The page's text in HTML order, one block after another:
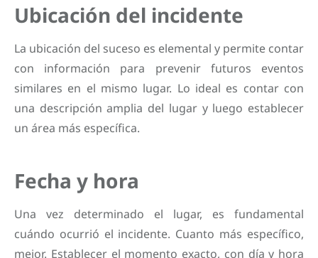
Ubicación del incidente
La ubicación del suceso es elemental y permite contar
con información para prevenir futuros eventos
similares en el mismo lugar. Lo ideal es contar con
una descripción amplia del lugar y luego establecer
un área más específica.
Fecha y hora
Una vez determinado el lugar, es fundamental
cuándo ocurrió el incidente. Cuanto más específico,
mejor. Establecer el momento exacto, con día y hora